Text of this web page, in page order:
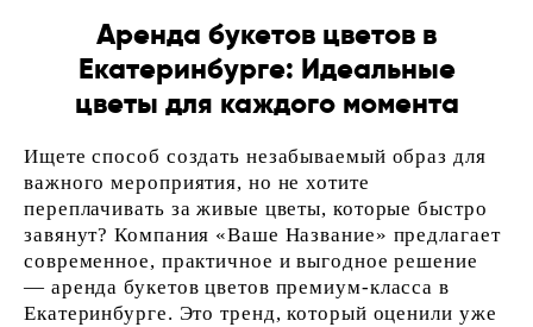
Аренда букетов цветов в
Екатеринбурге: Идеальные
цветы для каждого момента
Ищете способ создать незабываемый образ для
важного мероприятия, но не хотите
переплачивать за живые цветы, которые быстро
завянут? Компания «Ваше Название» предлагает
современное, практичное и выгодное решение
— аренда букетов цветов премиум-класса в
Екатеринбурге. Это тренд, который оценили уже